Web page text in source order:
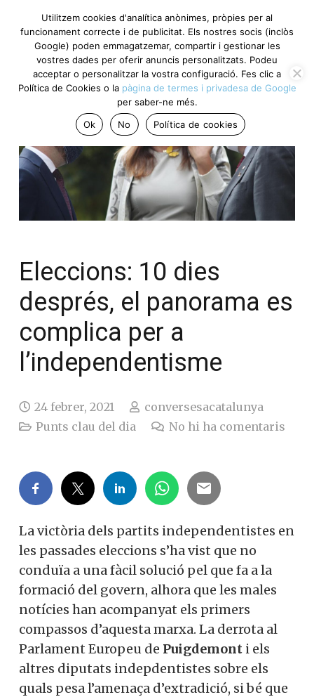
Eleccions: 10 dies
després, el panorama es
complica per a
l’independentisme
24 febrer, 2021
conversesacatalunya
Punts clau del dia
No hi ha comentaris
La victòria dels partits independentistes en
les passades eleccions s’ha vist que no
conduïa a una fàcil solució pel que fa a la
formació del govern, alhora que les males
notícies han acompanyat els primers
compassos d’aquesta marxa. La derrota al
Parlament Europeu de Puigdemont i els
altres diputats indepdentistes sobre els
quals pesa l’amenaça d’extradició, si bé que
Utilitzem cookies d'analítica anònimes, pròpies per al
funcionament correcte i de publicitat. Els nostres socis (inclòs
Google) poden emmagatzemar, compartir i gestionar les
vostres dades per oferir anuncis personalitzats. Podeu
acceptar o personalitzar la vostra configuració. Fes clic a
Política de Cookies o la pàgina de termes i privadesa de Google
per saber-ne més.
Ok
No Política de cookies